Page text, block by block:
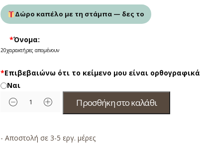
Δώρο καπέλο με τη στάμπα — δες το
*Όνομα:
20χαρακτήρες απομένουν
*Επιβεβαιώνω ότι το κείμενο μου είναι
Ναι
Προσθήκη στο καλάθι
- Αποστολή σε 3-5 εργ. μέρες